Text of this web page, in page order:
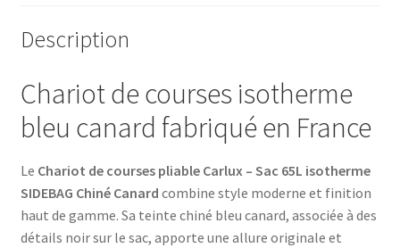
Chiné
Description
Chariot de courses isotherme
bleu canard fabriqué en France
Le Chariot de courses pliable Carlux – Sac 65L isotherme
SIDEBAG Chiné Canard combine style moderne et finition
haut de gamme. Sa teinte chiné bleu canard, associée à des
détails noir sur le sac, apporte une allure originale et